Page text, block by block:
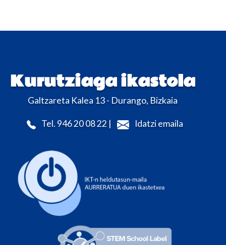
Kurutziaga ikastola
Galtzareta Kalea 13 - Durango, Bizkaia
Tel. 946 20 08 22 | Idatzi emaila